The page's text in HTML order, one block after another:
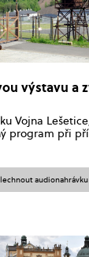
výstavu a
Vojna
program při